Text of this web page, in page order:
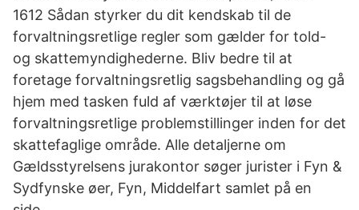
1612 Sådan styrker du dit kendskab til de
forvaltningsretlige regler som gælder for told-
og skattemyndighederne. Bliv bedre til at
foretage forvaltningsretlig sagsbehandling og gå
hjem med tasken fuld af værktøjer til at løse
forvaltningsretlige problemstillinger inden for det
skattefaglige område. Alle detaljerne om
Gældsstyrelsens jurakontor søger jurister i Fyn &
Sydfynske øer, Fyn, Middelfart samlet på en